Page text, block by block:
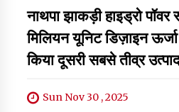
नाथपा झाकड़ी हाइड्रो
मिलियन यूनिट डिज़ाइन
किया दूसरी सबसे तीव्र
Sun Nov 30 , 2025